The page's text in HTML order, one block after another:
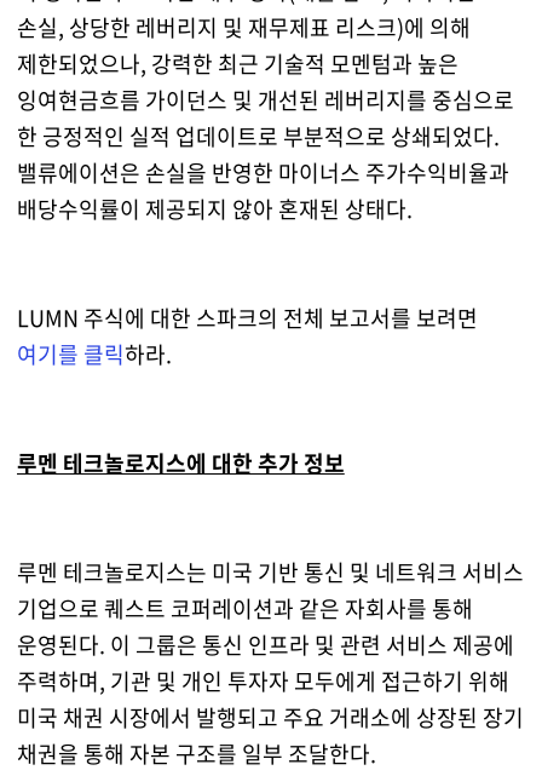
손실, 상당한 레버리지 및 재무제표 리스크)에 의해
제한되었으나, 강력한 최근 기술적 모멘텀과 높은
잉여현금흐름 가이던스 및 개선된 레버리지를 중심으로
한 긍정적인 실적 업데이트로 부분적으로 상쇄되었다.
밸류에이션은 손실을 반영한 마이너스 주가수익비율과
배당수익률이 제공되지 않아 혼재된 상태다.
LUMN 주식에 대한 스파크의 전체 보고서를 보려면
여기를 클릭하라.
루멘 테크놀로지스에 대한 추가 정보
루멘 테크놀로지스는 미국 기반 통신 및 네트워크 서비스
기업으로 퀘스트 코퍼레이션과 같은 자회사를 통해
운영된다. 이 그룹은 통신 인프라 및 관련 서비스 제공에
주력하며, 기관 및 개인 투자자 모두에게 접근하기 위해
미국 채권 시장에서 발행되고 주요 거래소에 상장된 장기
채권을 통해 자본 구조를 일부 조달한다.